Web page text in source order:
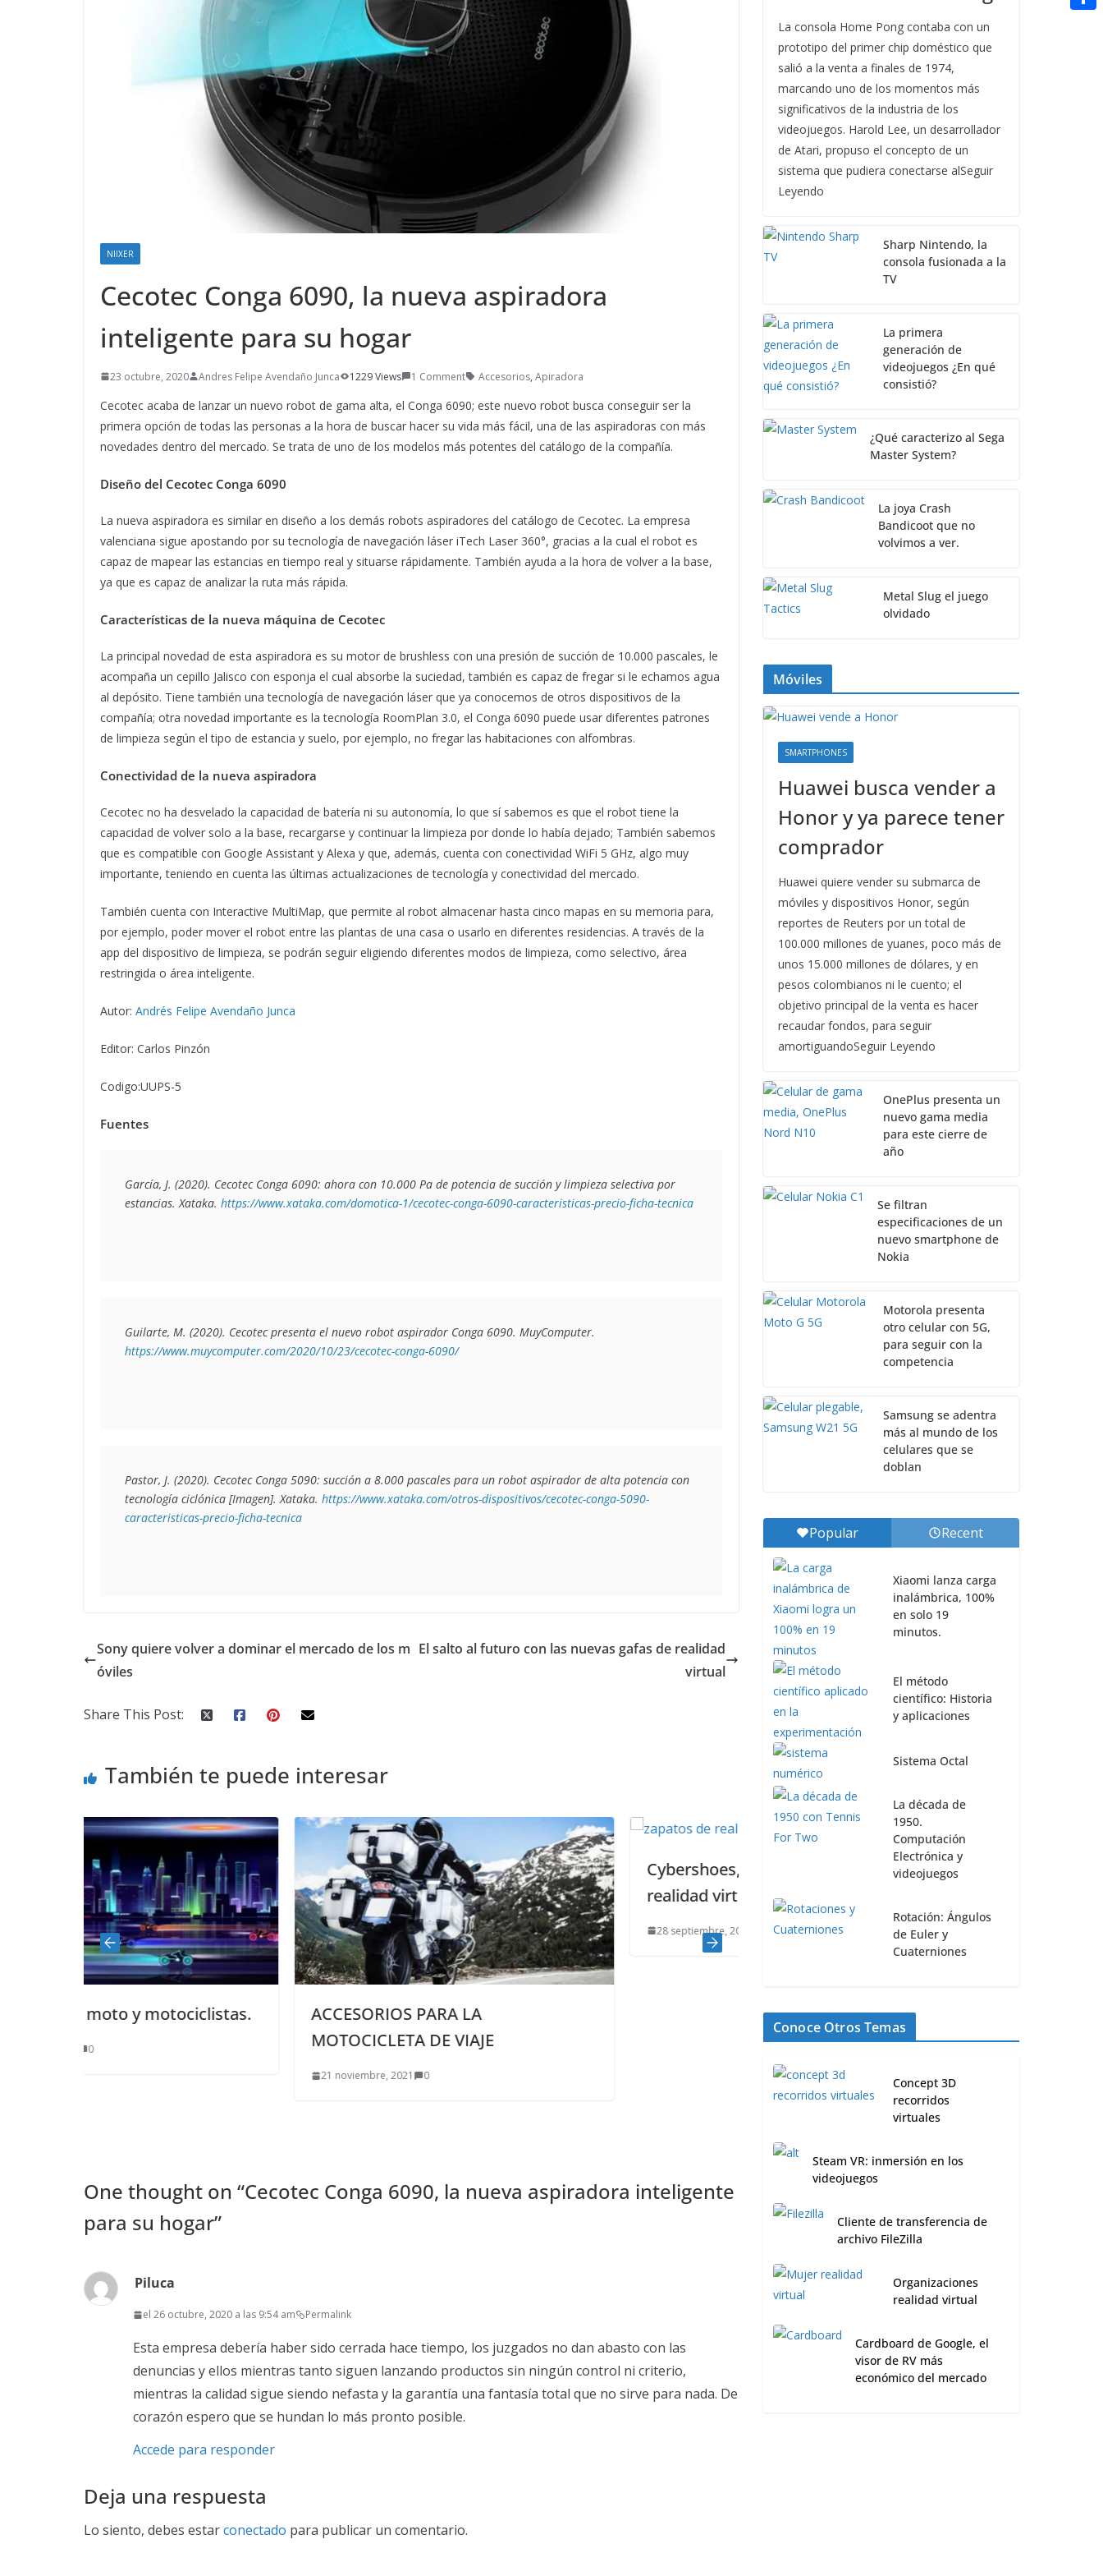
NIIXER
Cecotec Conga 6090, la nueva aspiradora
inteligente para su hogar
23 octubre, 2020 Andres Felipe Avendaño Junca 1229 Views 1 Comment Accesorios, Apiradora
Cecotec acaba de lanzar un nuevo robot de gama alta, el Conga 6090; este nuevo robot busca conseguir ser la
primera opción de todas las personas a la hora de buscar hacer su vida más fácil, una de las aspiradoras con más
novedades dentro del mercado. Se trata de uno de los modelos más potentes del catálogo de la compañía.
Diseño del Cecotec Conga 6090
La nueva aspiradora es similar en diseño a los demás robots aspiradores del catálogo de Cecotec. La empresa
valenciana sigue apostando por su tecnología de navegación láser iTech Laser 360°, gracias a la cual el robot es
capaz de mapear las estancias en tiempo real y situarse rápidamente. También ayuda a la hora de volver a la base,
ya que es capaz de analizar la ruta más rápida.
Características de la nueva máquina de Cecotec
La principal novedad de esta aspiradora es su motor de brushless con una presión de succión de 10.000 pascales, le
acompaña un cepillo Jalisco con esponja el cual absorbe la suciedad, también es capaz de fregar si le echamos agua
al depósito. Tiene también una tecnología de navegación láser que ya conocemos de otros dispositivos de la
compañía; otra novedad importante es la tecnología RoomPlan 3.0, el Conga 6090 puede usar diferentes patrones
de limpieza según el tipo de estancia y suelo, por ejemplo, no fregar las habitaciones con alfombras.
Conectividad de la nueva aspiradora
Cecotec no ha desvelado la capacidad de batería ni su autonomía, lo que sí sabemos es que el robot tiene la
capacidad de volver solo a la base, recargarse y continuar la limpieza por donde lo había dejado; También sabemos
que es compatible con Google Assistant y Alexa y que, además, cuenta con conectividad WiFi 5 GHz, algo muy
importante, teniendo en cuenta las últimas actualizaciones de tecnología y conectividad del mercado.
También cuenta con Interactive MultiMap, que permite al robot almacenar hasta cinco mapas en su memoria para,
por ejemplo, poder mover el robot entre las plantas de una casa o usarlo en diferentes residencias. A través de la
app del dispositivo de limpieza, se podrán seguir eligiendo diferentes modos de limpieza, como selectivo, área
restringida o área inteligente.
Autor: Andrés Felipe Avendaño Junca
Editor: Carlos Pinzón
Codigo:UUPS-5
Fuentes
García, J. (2020). Cecotec Conga 6090: ahora con 10.000 Pa de potencia de succión y limpieza selectiva por
estancias. Xataka. https://www.xataka.com/domotica-1/cecotec-conga-6090-caracteristicas-precio-ficha-tecnica
Guilarte, M. (2020). Cecotec presenta el nuevo robot aspirador Conga 6090
https://www.muycomputer.com/2020/10/23/cecotec-conga-6090/
Pastor, J. (2020). Cecotec Conga 5090: succión a 8.000 pascales para un robot aspirador de alta potencia con
tecnología ciclónica [Imagen]. Xataka. https://www.xataka.com/otros-dispositivos/cecotec-conga-5090-
caracteristicas-precio-ficha-tecnica
Sony quiere volver a dominar el mercado de los m
óviles
El salto al futuro con las nuevas gafas de realidad
virtual
Share This Post:
También te puede interesar
ACCESORIOS PARA LA
MOTOCICLETA DE VIAJE
Cybershoes, unos zapatos para la
realidad virtual
28 septiembre, 2021 0
GoPro: Todo lo que trae para las
Kit
15 marzo, 2021 0
One thought on “Cecotec Conga 6090, la nueva aspiradora inteligente
para su hogar”
Piluca
el 26 octubre, 2020 a las 9:54 am Permalink
Esta empresa debería haber sido cerrada hace tiempo, los juzgados no dan abasto con las
denuncias y ellos mientras tanto siguen lanzando productos sin ningún control ni criterio,
mientras la calidad sigue siendo nefasta y la garantía una fantasía total que no sirve para nada. De
corazón espero que se hundan lo más pronto posible.
Accede para responder
Deja una respuesta
Lo siento, debes estarconectado para publicar un comentario.
La consola Home Pong contaba con un
prototipo del primer chip doméstico que
salió a la venta a finales de 1974,
marcando uno de los momentos más
significativos de la industria de los
videojuegos. Harold Lee, un desarrollador
de Atari, propuso el concepto de un
sistema que pudiera conectarse alSeguir
Leyendo
Sharp Nintendo, la
consola fusionada a la
TV
La primera
generación de
videojuegos ¿En qué
consistió?
¿Qué caracterizo al Sega
Master System?
La joya Crash
Bandicoot que no
volvimos a ver.
Metal Slug el juego
olvidado
Móviles
SMARTPHONES
Huawei busca vender a
Honor y ya parece tener
comprador
Huawei quiere vender su submarca de
móviles y dispositivos Honor, según
reportes de Reuters por un total de
100.000 millones de yuanes, poco más de
unos 15.000 millones de dólares, y en
pesos colombianos ni le cuento; el
objetivo principal de la venta es hacer
recaudar fondos, para seguir
amortiguandoSeguir Leyendo
OnePlus presenta un
nuevo gama media
para este cierre de
año
Se filtran
especificaciones de un
nuevo smartphone de
Nokia
Motorola presenta
otro celular con 5G,
para seguir con la
competencia
Samsung se adentra
más al mundo de los
celulares que se
doblan
Popular Recent
Xiaomi lanza carga
inalámbrica, 100%
en solo 19
minutos.
El método
científico: Historia
y aplicaciones
Sistema Octal
La década de
1950.
Computación
Electrónica y
videojuegos
Rotación: Ángulos
de Euler y
Cuaterniones
Conoce Otros Temas
Concept 3D
recorridos
virtuales
Steam VR: inmersión en los
videojuegos
Cliente de transferencia de
archivo FileZilla
Organizaciones
realidad virtual
Cardboard de Google, el
visor de RV más
económico del mercado
n
a